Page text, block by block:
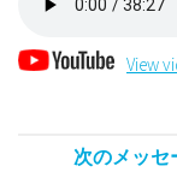
View
次のメッセ